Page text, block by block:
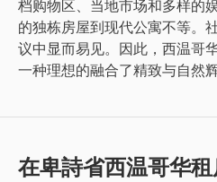
档购物区、当地市场和多样的
的独栋房屋到现代公寓不等。
议中显而易见。因此，西温哥
一种理想的融合了精致与自然
在卑詩省西温哥华